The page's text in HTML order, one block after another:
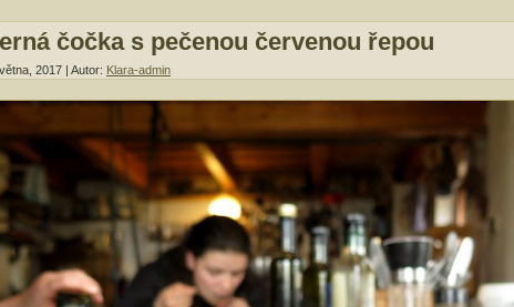
čočka s pečenou červenou řepou
2017 | Autor: Klara-admin